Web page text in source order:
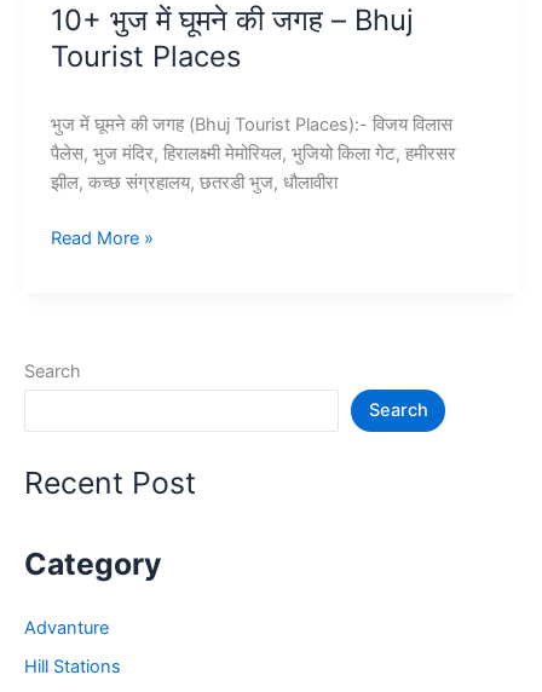
10+ भुज में घूमने की जगह – Bhuj
Tourist Places
भुज में घूमने की जगह (Bhuj Tourist Places):- विजय विलास
पैलेस, भुज मंदिर, हिरालक्ष्मी मेमोरियल, भुजियो किला गेट, हमीरसर
झील, कच्छ संग्रहालय, छतरडी भुज, धौलावीरा
10+
जगह
Places
Read More »
Search
Search
Recent Post
Category
Advanture
Hill Stations